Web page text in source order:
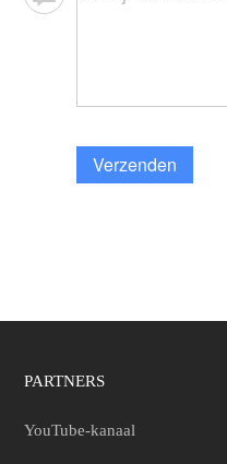
Verzenden
PARTNERS
YouTube-kanaal